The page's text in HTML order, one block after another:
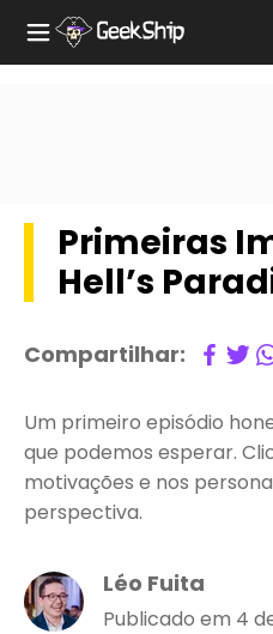
Primeiras
Hell’s
Compartilhar:
Um primeiro episódio
que podemos esperar.
motivações e nos
perspectiva.
Léo Fuita
Publicado em 4